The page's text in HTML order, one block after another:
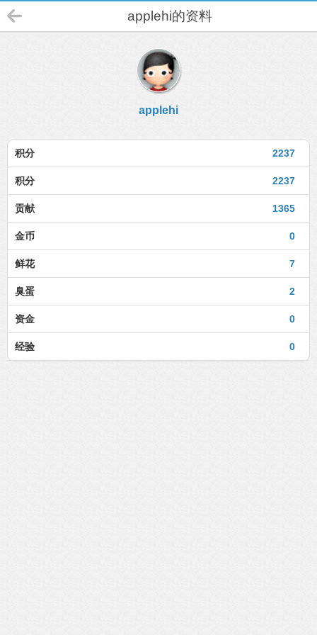
applehi的资料
applehi
2237
积分
2237
积分
1365
贡献
0
金币
7
鲜花
2
臭蛋
0
资金
0
经验